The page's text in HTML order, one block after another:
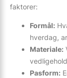
faktorer:
Formål:
hverdag,
Materiale:
Pasform: